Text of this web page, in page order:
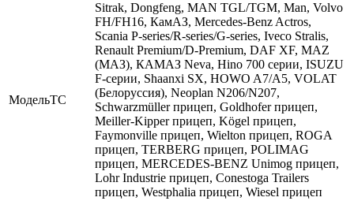
МодельТС
Sitrak, Dongfeng, MAN TGL/TGM, Man, Volvo
FH/FH16, КамАЗ, Mercedes-Benz Actros,
Scania P-series/R-series/G-series, Iveco Stralis,
Renault Premium/D-Premium, DAF XF, MAZ
(МАЗ), КАМАЗ Neva, Hino 700 серии, ISUZU
F-серии, Shaanxi SX, HOWO A7/A5, VOLAT
(Белоруссия), Neoplan N206/N207,
Schwarzmüller прицеп, Goldhofer прицеп,
Meiller-Kipper прицеп, Kögel прицеп,
Faymonville прицеп, Wielton прицеп, ROGA
прицеп, TERBERG прицеп, POLIMAG
прицеп, MERCEDES-BENZ Unimog прицеп,
Lohr Industrie прицеп, Conestoga Trailers
прицеп, Westphalia прицеп, Wiesel прицеп